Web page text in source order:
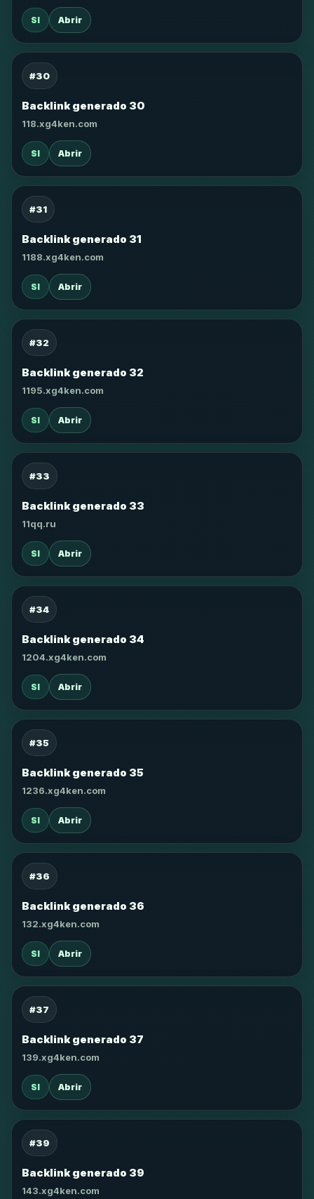
SI Abrir
#30
Backlink generado 30
118.xg4ken.com
SI Abrir
#31
Backlink generado 31
1188.xg4ken.com
SI Abrir
#32
Backlink generado 32
1195.xg4ken.com
SI Abrir
#33
Backlink generado 33
11qq.ru
SI Abrir
#34
Backlink generado 34
1204.xg4ken.com
SI Abrir
#35
Backlink generado 35
1236.xg4ken.com
SI Abrir
#36
Backlink generado 36
132.xg4ken.com
SI Abrir
#37
Backlink generado 37
139.xg4ken.com
SI Abrir
#39
Backlink generado 39
143.xg4ken.com